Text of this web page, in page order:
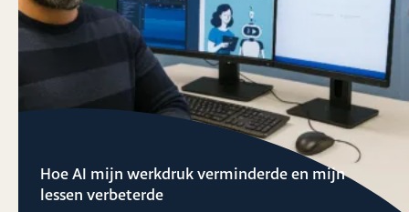
Hoe AI mijn werkdruk verminderde en mijn
lessen verbeterde